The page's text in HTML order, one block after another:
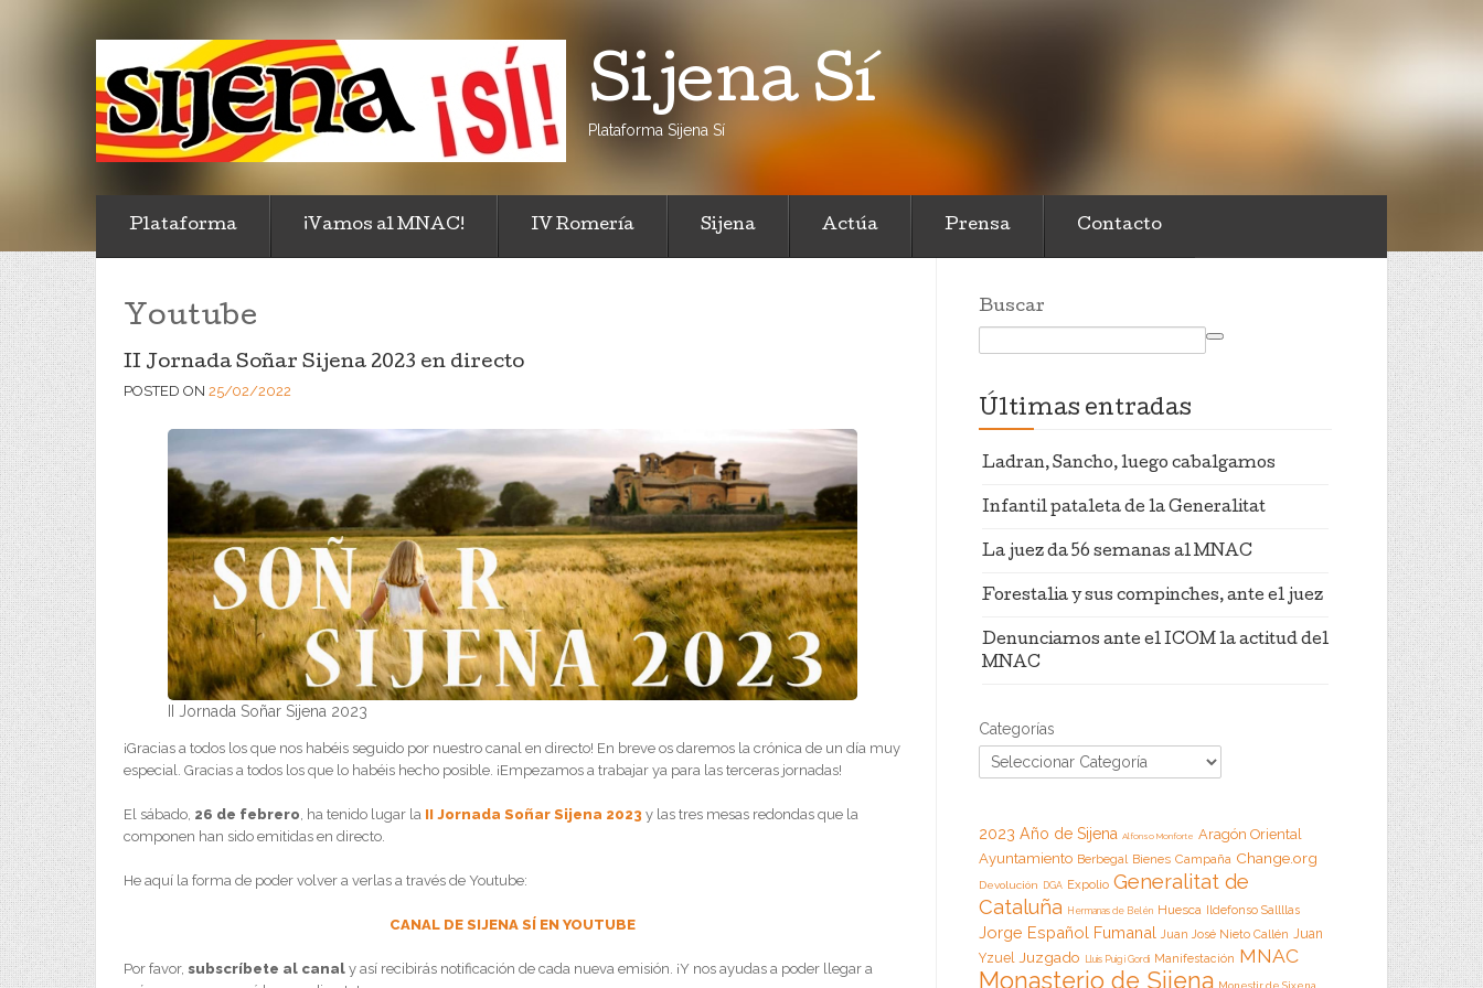
Sijena Sí
Plataforma Sijena Sí
Plataforma ¡Vamos al MNAC! IV Romería Sijena Actúa Prensa Contacto
Youtube
II Jornada Soñar Sijena 2023 en directo
POSTED ON 25/02/2022
II Jornada Soñar Sijena 2023
¡Gracias a todos los que nos habéis seguido por nuestro canal en directo! En breve os daremos la crónica de un día muy
especial. Gracias a todos los que lo habéis hecho posible. ¡Empezamos a trabajar ya para las terceras jornadas!
El sábado, 26 de febrero , ha tenido lugar la II Jornada Soñar Sijena 2023 y las tres mesas redondas que la
componen han sido emitidas en directo.
He aquí la forma de poder volver a verlas a través de Youtube:
CANAL DE SIJENA SÍ EN YOUTUBE
Por favor, subscríbete al canal y así recibirás notificación de cada nueva emisión. ¡Y nos ayudas a poder llegar a
Buscar
Últimas entradas
Ladran, Sancho, luego cabalgamos
Infantil pataleta de la Generalitat
La juez da 56 semanas al MNAC
Forestalia y sus compinches, ante el juez
Denunciamos ante el ICOM la actitud del
MNAC
Categorías
2023 Año de Sijena Alfonso Monforte Aragón Oriental
Ayuntamiento Berbegal Bienes Campaña Change.org
Devolución DGA Expolio Generalitat de
Cataluña Hermanas de Belén Huesca Ildefonso Sallllas
Jorge Español Fumanal Juan José Nieto Callén Juan
Yzuel Juzgado Lluis Puig i Gordi Manifestación MNAC
Monasterio de Sijena Monestir de Sixena